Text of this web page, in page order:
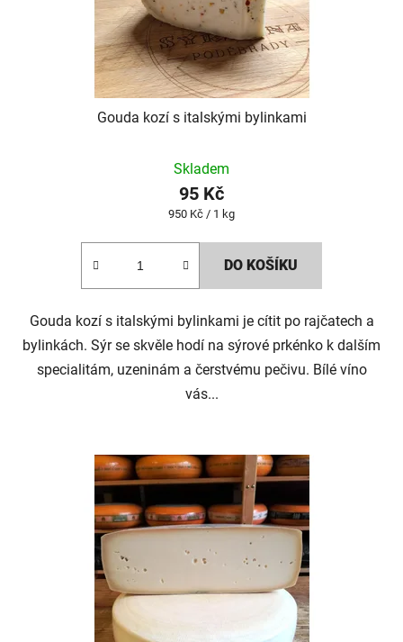
Gouda kozí s italskými bylinkami
hodnocení
produktu
hvězdiček.
Skladem
95 Kč
Měrná
950 Kč / 1 kg
DO KOŠÍKU
Gouda kozí s italskými bylinkami je cítit po rajčatech a
bylinkách. Sýr se skvěle hodí na sýrové prkénko k dalším
specialitám, uzeninám a čerstvému pečivu. Bílé víno
vás...